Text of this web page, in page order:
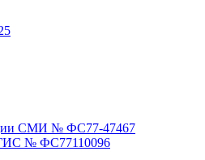
СМИ № ФС77-47467
№ ФС77110096